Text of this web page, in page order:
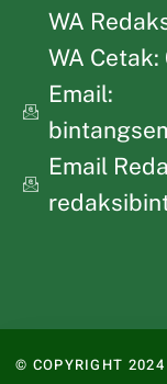
WA
WA
Email:
Email
© COPYRIGHT